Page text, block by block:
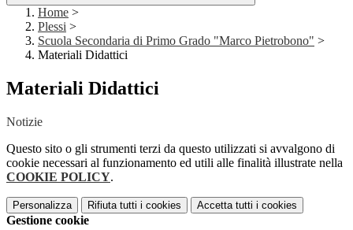
Home >
Plessi >
Scuola Secondaria di Primo Grado "Marco Pietrobono" >
Materiali Didattici
Materiali Didattici
Notizie
Questo sito o gli strumenti terzi da questo utilizzati si avvalgono di
cookie necessari al funzionamento ed utili alle finalità illustrate nella
COOKIE POLICY.
Personalizza Rifiuta tutti i cookies Accetta tutti i cookies
Gestione cookie